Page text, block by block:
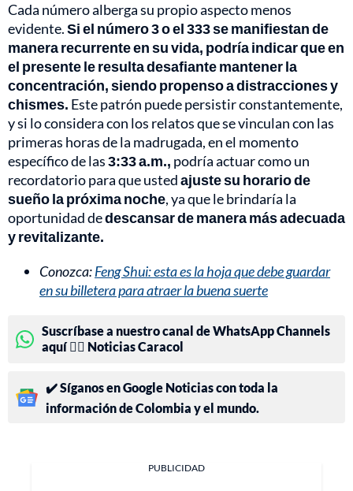
Cada número alberga su propio aspecto menos
evidente.Si el número 3 o el 333 se manifiestan de
manera recurrente en su vida, podría indicar que en
el presente le resulta desafiante mantener la
concentración, siendo propenso a distracciones y
chismes. Este patrón puede persistir constantemente,
y si lo considera con los relatos que se vinculan con las
primeras horas de la madrugada, en el momento
específico de las3:33 a.m., podría actuar como un
recordatorio para que ustedajuste su horario de
sueño la próxima noche, ya que le brindaría la
oportunidad dedescansar de manera más adecuada
y revitalizante.
Conozca:Feng Shui: esta es la hoja que debe guardar
en su billetera para atraer la buena suerte
Suscríbase a nuestro canal de WhatsApp Channels
aquí 👉🏻 Noticias Caracol
✔️ Síganos en Google Noticias con toda la
información de Colombia y el mundo.
PUBLICIDAD